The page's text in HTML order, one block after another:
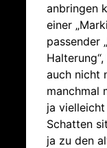
anbringen
einer
passender
auch nicht
manchmal
ja
Schatten
ja zu den